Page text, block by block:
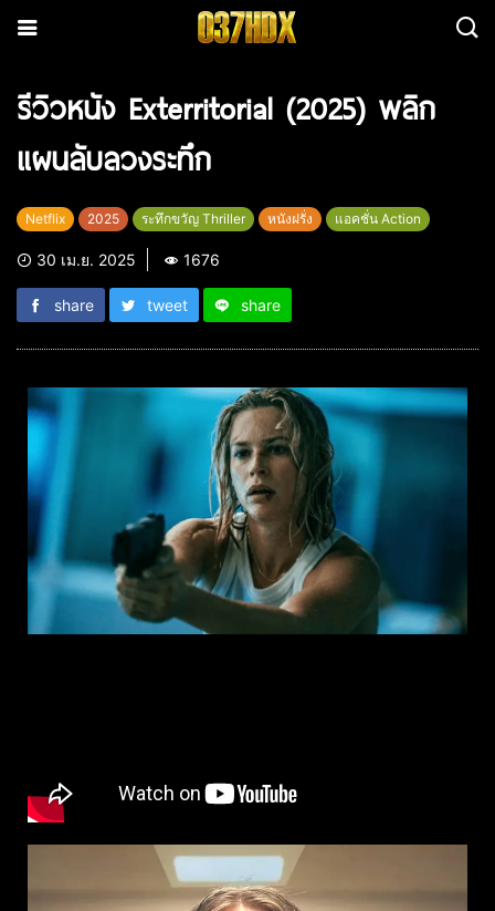
รีวิวหนัง Exterritorial (2025) พลิก
แผนลับลวงระทึก
Netflix 2025 ระทึกขวัญ Thriller หนังฝรั่ง แอคชั่น Action
30 เม.ย. 2025 1676
share tweet share